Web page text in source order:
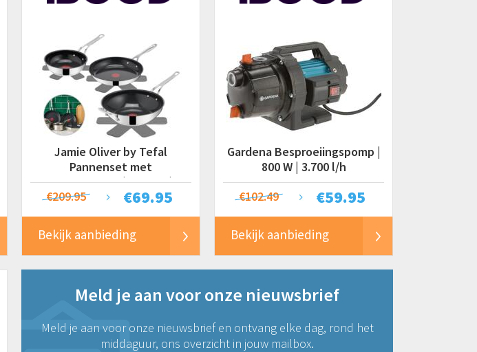
Jamie Oliver by Tefal
Pannenset met
Panbeschermers | 3-delig | 20,
28 & 30 cm
€69.95
€209.95
Bekijk aanbieding
Gardena Besproeiingspomp |
800 W | 3.700 l/h
€59.95
€102.49
Bekijk aanbieding
Meld je aan voor onze nieuwsbrief
Meld je aan voor onze nieuwsbrief en ontvang elke dag, rond het
middaguur, ons overzicht in jouw mailbox.